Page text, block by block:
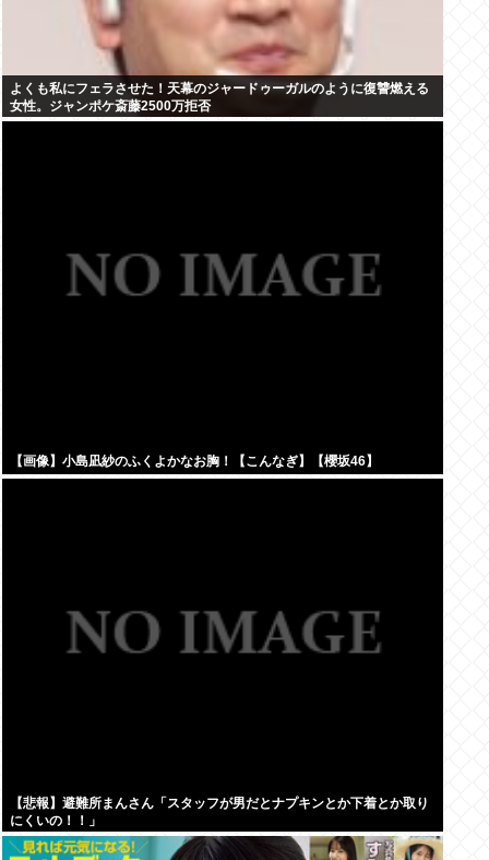
よくも私にフェラさせた！天幕のジャードゥーガルのように復讐燃える
女性。ジャンポケ斎藤2500万拒否
【画像】小島凪紗のふくよかなお胸！【こんなぎ】【櫻坂46】
【悲報】避難所まんさん「スタッフが男だとナプキンとか下着とか取り
にくいの！！」